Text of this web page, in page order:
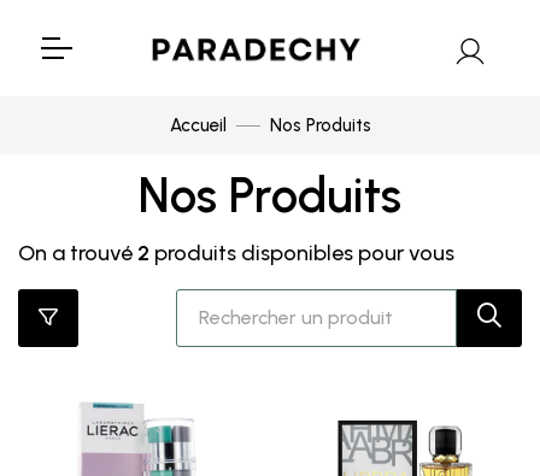
Accueil Nos Produits
Nos Produits
On a trouvé 2 produits disponibles pour vous